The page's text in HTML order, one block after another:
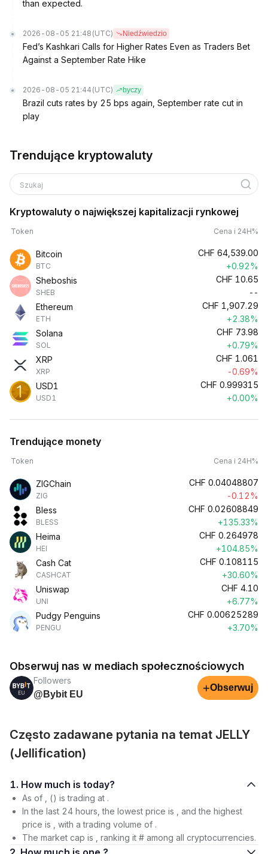
than expected.
2026-08-05 21:48 (UTC) Niedźwiedzio
Fed’s Kashkari Calls for Higher Rates Even as Traders Bet
Against a September Rate Hike
2026-08-05 21:44 (UTC) byczy
Brazil cuts rates by 25 bps again, September rate cut in
play
Trendujące kryptowaluty
Szukaj
Kryptowaluty o największej kapitalizacji rynkowej
Token Cena i 24H%
Bitcoin
BTC
CHF 64,539.00
+0.92%
Sheboshis
SHEB
CHF 10.65
--
Ethereum
ETH
CHF 1,907.29
+2.38%
Solana
SOL
CHF 73.98
+0.79%
XRP
XRP
CHF 1.061
-0.69%
USD1
USD1
CHF 0.999315
+0.00%
Trendujące monety
Token Cena i 24H%
ZIGChain
ZIG
CHF 0.04048807
-0.12%
Bless
BLESS
CHF 0.02608849
+135.33%
Heima
HEI
CHF 0.264978
+104.85%
Cash Cat
CASHCAT
CHF 0.108115
+30.60%
Uniswap
UNI
CHF 4.10
+6.77%
Pudgy Penguins
PENGU
CHF 0.00625289
+3.70%
Obserwuj nas w mediach społecznościowych
Followers
@Bybit EU
+Obserwuj
Często zadawane pytania na temat JELLY
(Jellification)
1. How much is today?
As of , () is trading at .
In the last 24 hours, the lowest price is , and the highest
price is , with a trading volume of .
The market cap is , ranking it # among all cryptocurrencies.